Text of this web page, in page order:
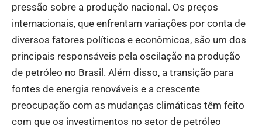
pressão sobre a produção nacional. Os preços
internacionais, que enfrentam variações por conta de
diversos fatores políticos e econômicos, são um dos
principais responsáveis pela oscilação na produção
de petróleo no Brasil. Além disso, a transição para
fontes de energia renováveis e a crescente
preocupação com as mudanças climáticas têm feito
com que os investimentos no setor de petróleo